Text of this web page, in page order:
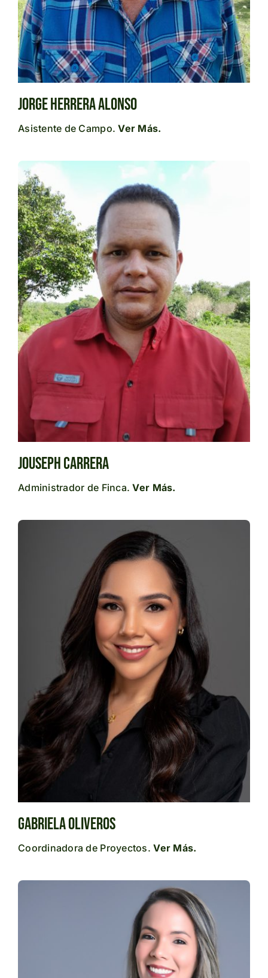
Jorge Herrera Alonso
Asistente de Campo. Ver Más.
Jouseph Carrera
Administrador de Finca. Ver Más.
Gabriela Oliveros
Coordinadora de Proyectos.Ver Más.